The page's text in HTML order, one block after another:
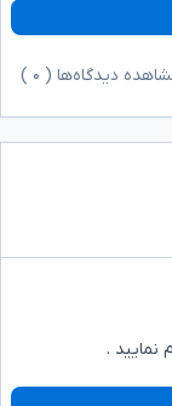
دیدگاه‌ها ( ۰
نمایید .